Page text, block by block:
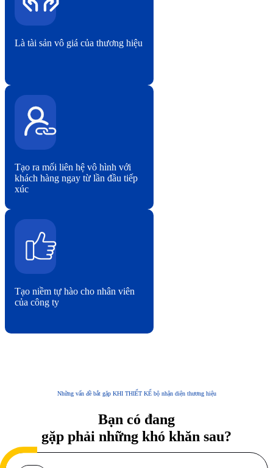
Là tài sản vô giá của thương hiệu
Tạo ra mối liên hệ vô hình với
khách hàng ngay từ lần đầu tiếp
xúc
Tạo niềm tự hào cho nhân viên
của công ty
Những vấn đề bắt gặp KHI THIẾT KẾ bộ nhận diện thương hiệu
Bạn có đang
gặp phải những khó khăn sau?